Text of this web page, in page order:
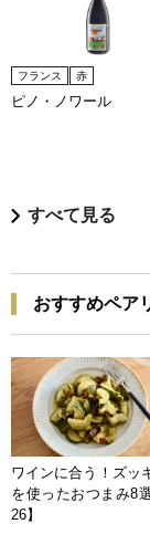
フランス 赤
ピノ・ノワール
すべて見る
おすすめペア
ワインに合う！ズッ
を使ったおつまみ8
26】